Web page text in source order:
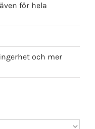
för hela
och mer